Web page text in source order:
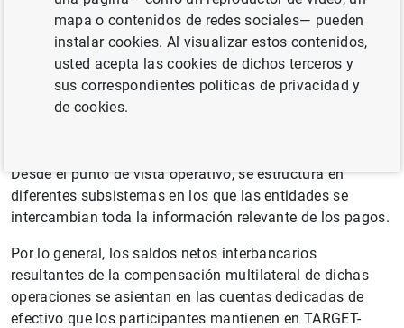
(Iberpay), cuyos accionistas son las entidades
participantes. El Banco de España es el responsable de
su supervisión y vigilancia.
El SNCE procesa transacciones originadas con
instrumentos de pago al por menor como las
Desde el punto de vista operativo, se estructura en
diferentes subsistemas en los que las entidades se
intercambian toda la información relevante de los pagos.
Por lo general, los saldos netos interbancarios
resultantes de la compensación multilateral de dichas
operaciones se asientan en las cuentas dedicadas de
efectivo que los participantes mantienen en TARGET-
mapa o contenidos de redes sociales— pueden
instalar cookies. Al visualizar estos contenidos,
usted acepta las cookies de dichos terceros y
sus correspondientes políticas de privacidad y
de cookies.